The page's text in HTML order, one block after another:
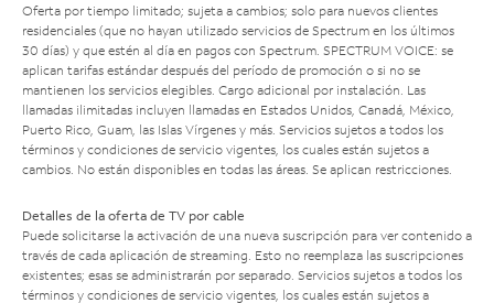
Oferta por tiempo limitado; sujeta a cambios; solo para nuevos clientes
residenciales (que no hayan utilizado servicios de Spectrum en los últimos
30 días) y que estén al día en pagos con Spectrum. SPECTRUM VOICE: se
aplican tarifas estándar después del período de promoción o si no se
mantienen los servicios elegibles. Cargo adicional por instalación. Las
llamadas ilimitadas incluyen llamadas en Estados Unidos, Canadá, México,
Puerto Rico, Guam, las Islas Vírgenes y más. Servicios sujetos a todos los
términos y condiciones de servicio vigentes, los cuales están sujetos a
cambios. No están disponibles en todas las áreas. Se aplican restricciones.
Detalles de la oferta de TV por cable
Puede solicitarse la activación de una nueva suscripción para ver contenido a
través de cada aplicación de streaming. Esto no reemplaza las suscripciones
existentes; esas se administrarán por separado. Servicios sujetos a todos los
términos y condiciones de servicio vigentes, los cuales están sujetos a